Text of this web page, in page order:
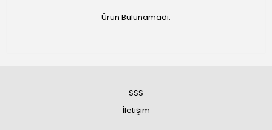
Ürün Bulunamadı.
SSS
İletişim